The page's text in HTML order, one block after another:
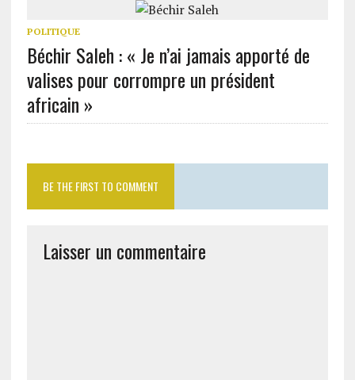
POLITIQUE
Béchir Saleh : « Je n’ai jamais apporté de
valises pour corrompre un président
africain »
BE THE FIRST TO COMMENT
Laisser un commentaire